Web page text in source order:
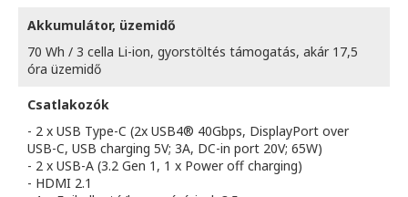
Akkumulátor, üzemidő
70 Wh / 3 cella Li-ion, gyorstöltés támogatás, akár 17,5
óra üzemidő
Csatlakozók
- 2 x USB Type-C (2x USB4® 40Gbps, DisplayPort over
USB-C, USB charging 5V; 3A, DC-in port 20V; 65W)
- 2 x USB-A (3.2 Gen 1, 1 x Power off charging)
- HDMI 2.1